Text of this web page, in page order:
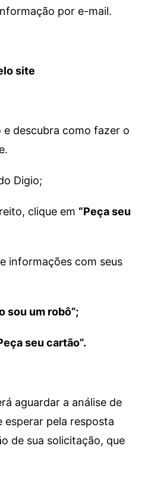
por e-mail.
site
e descubra como fazer o
Digio;
clique em “Peça seu
informações com seus
sou um robô”;
seu cartão”.
aguardar a análise de
esperar pela resposta
de sua solicitação, que